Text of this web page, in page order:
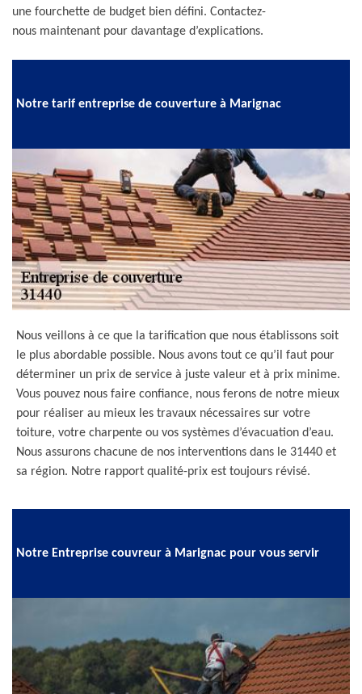
une fourchette de budget bien défini. Contactez-
nous maintenant pour davantage d’explications.
Notre tarif entreprise de couverture à Marignac
Nous veillons à ce que la tarification que nous établissons soit
le plus abordable possible. Nous avons tout ce qu’il faut pour
déterminer un prix de service à juste valeur et à prix minime.
Vous pouvez nous faire confiance, nous ferons de notre mieux
pour réaliser au mieux les travaux nécessaires sur votre
toiture, votre charpente ou vos systèmes d’évacuation d’eau.
Nous assurons chacune de nos interventions dans le 31440 et
sa région. Notre rapport qualité-prix est toujours révisé.
Notre Entreprise couvreur à Marignac pour vous servir